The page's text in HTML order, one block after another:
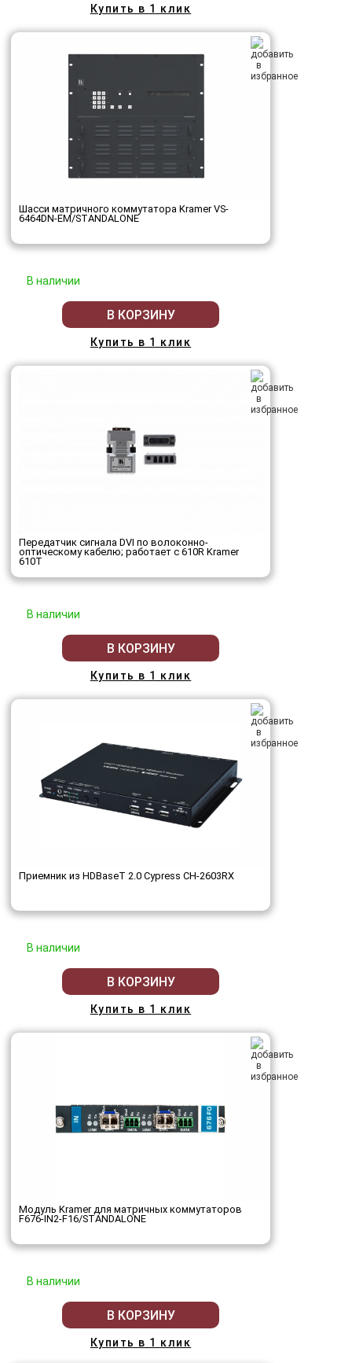
Купить в 1 клик
Шасси матричного коммутатора Kramer VS-
6464DN-EM/STANDALONE
В наличии
В КОРЗИНУ
Купить в 1 клик
Передатчик сигнала DVI по волоконно-
оптическому кабелю; работает с 610R Kramer
610T
В наличии
В КОРЗИНУ
Купить в 1 клик
Приемник из HDBaseT 2.0 Cypress CH-2603RX
В наличии
В КОРЗИНУ
Купить в 1 клик
Модуль Kramer для матричных коммутаторов
F676-IN2-F16/STANDALONE
В наличии
В КОРЗИНУ
Купить в 1 клик